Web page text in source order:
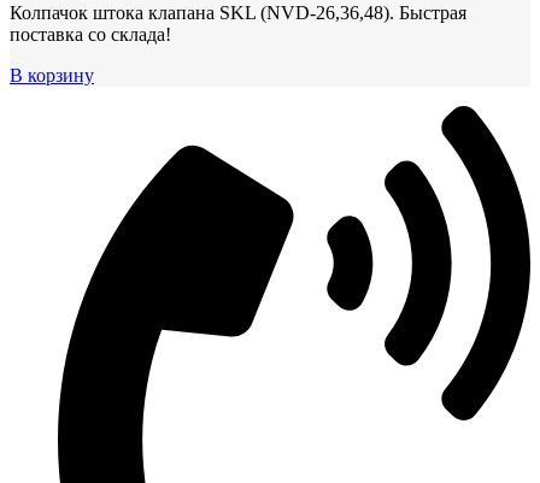
Колпачок штока клапана SKL (NVD-26,36,48). Быстрая
поставка со склада!
В корзину